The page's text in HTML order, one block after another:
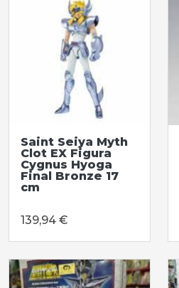
Saint Seiya Myth
Clot EX Figura
Cygnus Hyoga
Final Bronze 17
cm
139,94 €